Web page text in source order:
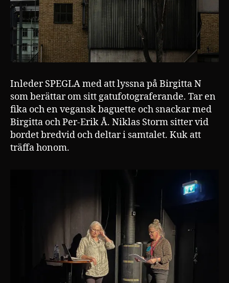
Inleder SPEGLA med att lyssna på Birgitta N
som berättar om sitt gatufotograferande. Tar en
fika och en vegansk baguette och snackar med
Birgitta och Per-Erik Å. Niklas Storm sitter vid
bordet bredvid och deltar i samtalet. Kuk att
träffa honom.